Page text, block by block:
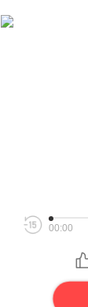
00:00